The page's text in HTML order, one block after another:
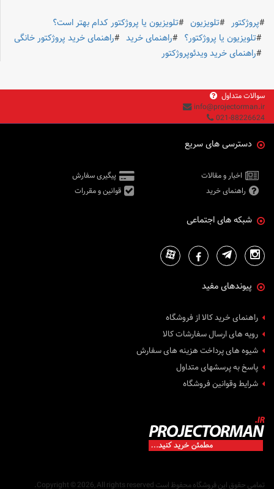
پروژکتور تلویزیون
تلویزیون یا پروژکتور کدام بهتر است؟
تلویزیون یا پروژکتور؟
راهنمای خرید
راهنمای خرید پروژکتور خانگی
راهنمای خرید ویدئوپروژکتور
سوالات متداول
info@projectorman.ir
021-88226624
دسترسی های سریع
اخبار و مقالات
پیگیری سفارش
راهنمای خرید
قوانین و مقررات
شبکه های اجتماعی
پیوندهای مفید
راهنمای خرید کالا از فروشگاه
رویه های ارسال سفارشات کالا
شیوه های پرداخت هزینه های سفارش
پاسخ به پرسشهای متداول
شرایط وقوانین فروشگاه
تمامی حقوق این فروشگاه محفوظ است Copyright © 2026, All rights reserved.